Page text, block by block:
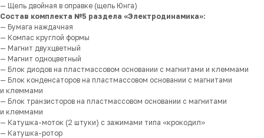
— Щель двойная в оправке (щель Юнга)
Состав комплекта №5 раздела «Электродинамика»:
— Бумага наждачная
— Компас круглой формы
— Магнит двухцветный
— Магнит одноцветный
— Блок диодов на пластмассовом основании с магнитами и клеммами
— Блок конденсаторов на пластмассовом основании с магнитами
и клеммами
— Блок транзисторов на пластмассовом основании с магнитами
и клеммами
— Катушка-моток (2 штуки) с зажимами типа «крокодил»
— Катушка-ротор